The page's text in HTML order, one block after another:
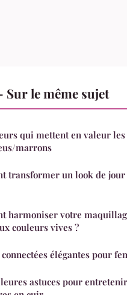
Sur le même sujet
qui mettent en valeur
marrons
transformer un look de jour
harmoniser votre
couleurs vives ?
élégantes pour
astuces pour